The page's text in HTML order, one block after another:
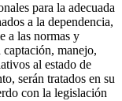
para la adecuada
a la dependencia,
a las normas y
manejo,
al estado de
serán tratados en su
con la legislación